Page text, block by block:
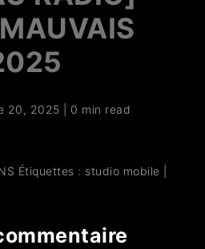
20, 2025 0 min read
Étiquettes : studio mobile